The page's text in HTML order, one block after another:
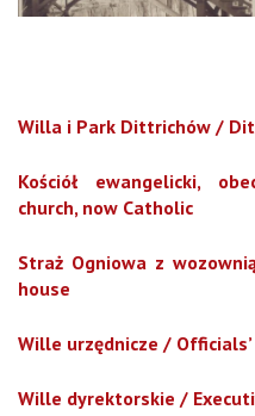
Willa i Park Dittrichów /
Kościół ewangelicki,
church, now Catholic
Straż Ogniowa z
house
Wille urzędnicze /
Wille dyrektorskie /